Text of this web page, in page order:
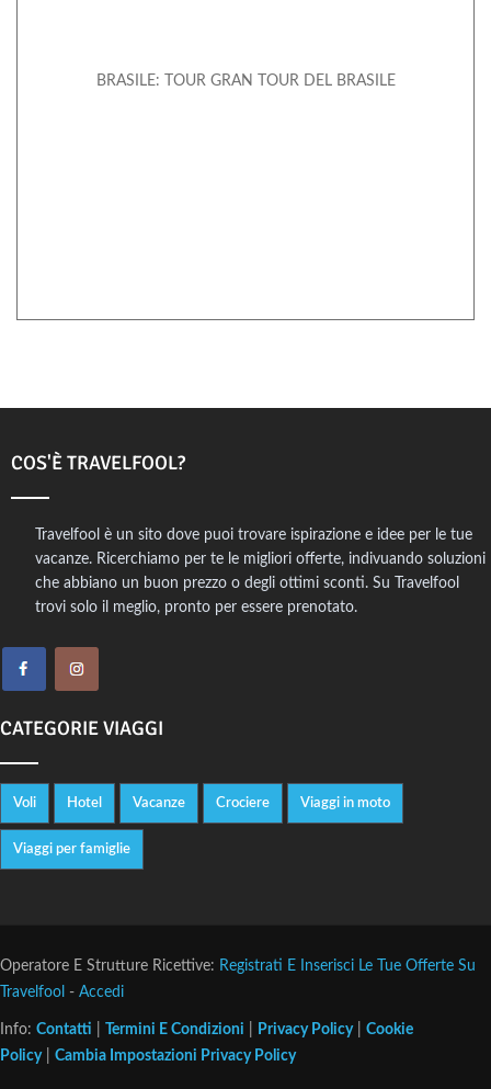
BRASILE: TOUR GRAN TOUR DEL BRASILE
COS'È TRAVELFOOL?
Travelfool è un sito dove puoi trovare ispirazione e idee per le tue
vacanze. Ricerchiamo per te le migliori offerte, indivuando soluzioni
che abbiano un buon prezzo o degli ottimi sconti. Su Travelfool
trovi solo il meglio, pronto per essere prenotato.
CATEGORIE VIAGGI
Voli Hotel Vacanze Crociere Viaggi in moto
Viaggi per famiglie
Operatore E Strutture Ricettive: Registrati E Inserisci Le Tue Offerte Su
Travelfool - Accedi
Info: Contatti Termini E Condizioni Privacy Policy| Cookie
Policy| Cambia Impostazioni Privacy Policy